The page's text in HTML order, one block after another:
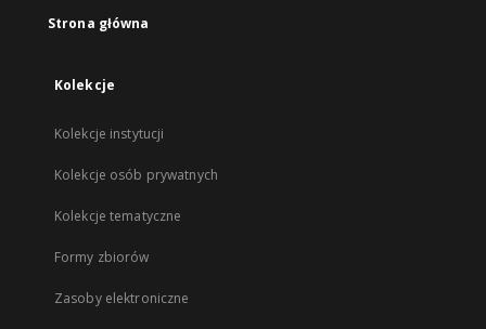
Strona główna
Kolekcje
Kolekcje instytucji
Kolekcje osób prywatnych
Kolekcje tematyczne
Formy zbiorów
Zasoby elektroniczne